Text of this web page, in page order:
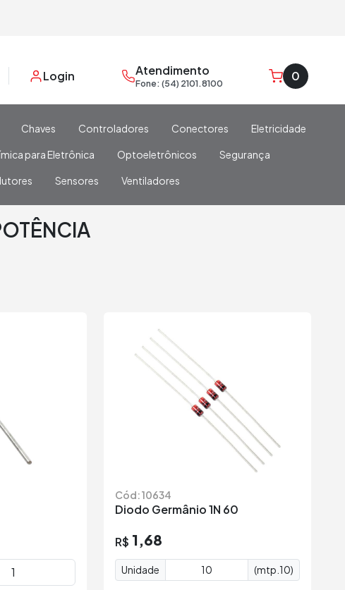
Conectores Eletricidade
Cód: 10634
Diodo Germânio 1N 60
R$ 1,68
Unidade (mtp.10)